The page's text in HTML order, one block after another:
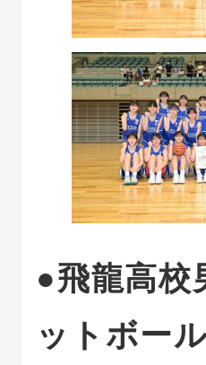
●飛龍高校
ットボー